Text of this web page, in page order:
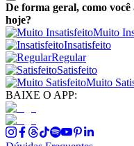
De forma geral, como você
hoje?
Muito
Insatisfeito
Regular
Satisfeito
Muito
BAIXE O APP: